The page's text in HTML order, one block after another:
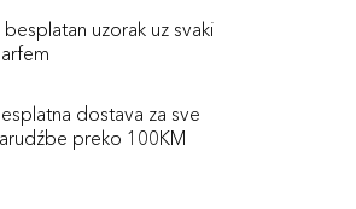
besplatan uzorak uz svaki
dostava za sve
preko 100KM